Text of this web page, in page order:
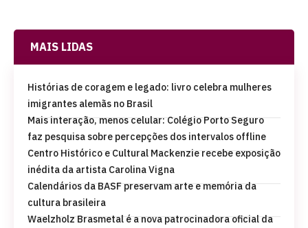
MAIS LIDAS
Histórias de coragem e legado: livro celebra mulheres
imigrantes alemãs no Brasil
Mais interação, menos celular: Colégio Porto Seguro
faz pesquisa sobre percepções dos intervalos offline
Centro Histórico e Cultural Mackenzie recebe exposição
inédita da artista Carolina Vigna
Calendários da BASF preservam arte e memória da
cultura brasileira
Waelzholz Brasmetal é a nova patrocinadora oficial da